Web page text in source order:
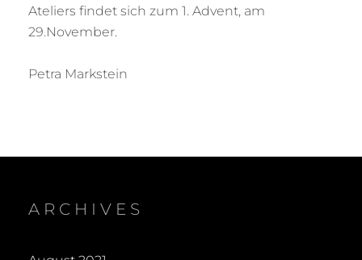
Ateliers findet sich zum 1. Advent, am
29.November.
Petra Markstein
ARCHIVES